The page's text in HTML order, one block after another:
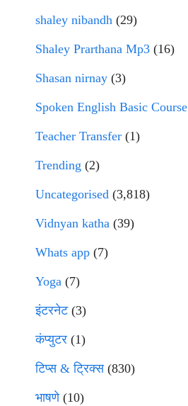
shaley nibandh (29)
Shaley Prarthana Mp3 (16)
Shasan nirnay (3)
Spoken English Basic Course
Teacher Transfer (1)
Trending (2)
Uncategorised (3,818)
Vidnyan katha (39)
Whats app (7)
Yoga (7)
इंटरनेट(3)
कंप्युटर (1)
टिप्स & ट्रिक्स(830)
भाषणे(10)